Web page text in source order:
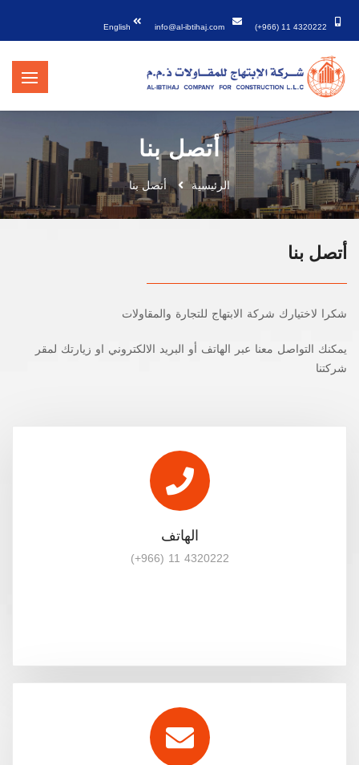
(+966) 11 4320222
info@al-ibtihaj.com
أتصل بنا
الرئيسية أتصل بنا
أتصل بنا
شكرا لاختيارك شركة الابتهاج للتجارة والمقاولات
يمكنك التواصل معنا عبر الهاتف أو البريد الالكتروني او زيارتك لمقر
شركتنا
الهاتف
(+966) 11 4320222